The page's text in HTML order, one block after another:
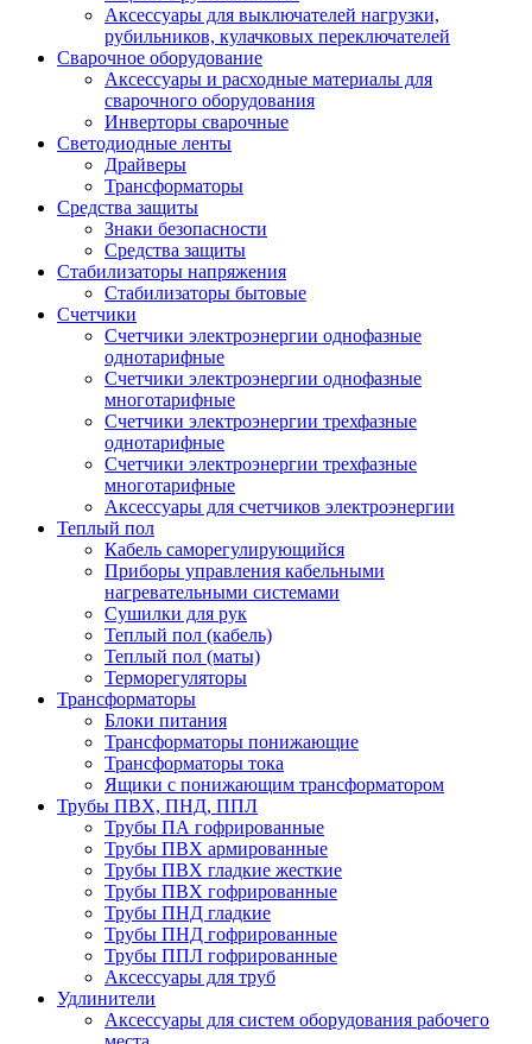
Аксессуары для выключателей нагрузки,
рубильников, кулачковых переключателей
Сварочное оборудование
Аксессуары и расходные материалы для
сварочного оборудования
Инверторы сварочные
Светодиодные ленты
Драйверы
Трансформаторы
Средства защиты
Знаки безопасности
Средства защиты
Стабилизаторы напряжения
Стабилизаторы бытовые
Счетчики
Счетчики электроэнергии однофазные
однотарифные
Счетчики электроэнергии однофазные
многотарифные
Счетчики электроэнергии трехфазные
однотарифные
Счетчики электроэнергии трехфазные
многотарифные
Аксессуары для счетчиков электроэнергии
Теплый пол
Кабель саморегулирующийся
Приборы управления кабельными
нагревательными системами
Сушилки для рук
Теплый пол (кабель)
Теплый пол (маты)
Терморегуляторы
Трансформаторы
Блоки питания
Трансформаторы понижающие
Трансформаторы тока
Ящики с понижающим трансформатором
Трубы ПВХ, ПНД, ППЛ
Трубы ПА гофрированные
Трубы ПВХ армированные
Трубы ПВХ гладкие жесткие
Трубы ПВХ гофрированные
Трубы ПНД гладкие
Трубы ПНД гофрированные
Трубы ППЛ гофрированные
Аксессуары для труб
Удлинители
Аксессуары для систем оборудования рабочего